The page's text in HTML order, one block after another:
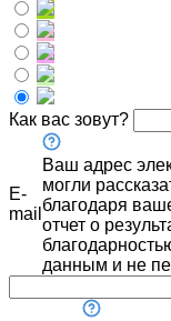
Как вас зовут?
E-
mail
Ваш адрес
могли
благодаря
отчет о
данным и не